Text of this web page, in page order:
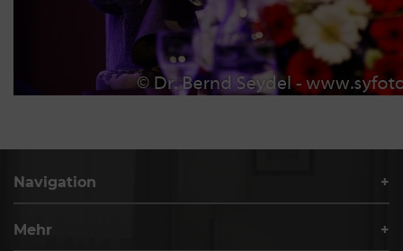
Navigation
Mehr